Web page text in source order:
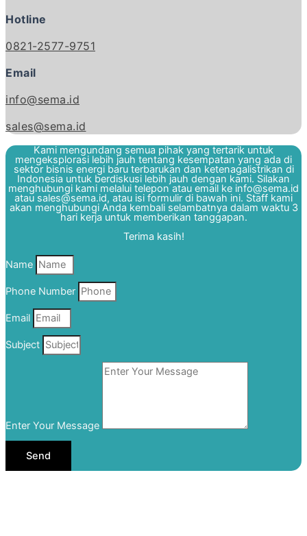
Hotline
0821-2577-9751
Email
info@sema.id
sales@sema.id
Kami mengundang semua pihak yang tertarik untuk
mengeksplorasi lebih jauh tentang kesempatan yang ada di
sektor bisnis energi baru terbarukan dan ketenagalistrikan di
Indonesia untuk berdiskusi lebih jauh dengan kami. Silakan
menghubungi kami melalui telepon atau email ke info@sema.id
atau sales@sema.id, atau isi formulir di bawah ini. Staff kami
akan menghubungi Anda kembali selambatnya dalam waktu 3
hari kerja untuk memberikan tanggapan.
Terima kasih!
Name
Phone Number
Email
Subject
Enter Your Message
Send